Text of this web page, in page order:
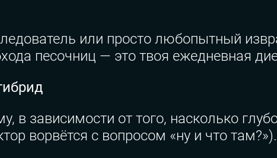
или просто любопытный
песочниц — это твоя ежедневная
в зависимости от того, насколько
ворвётся с вопросом «ну и что там?»).